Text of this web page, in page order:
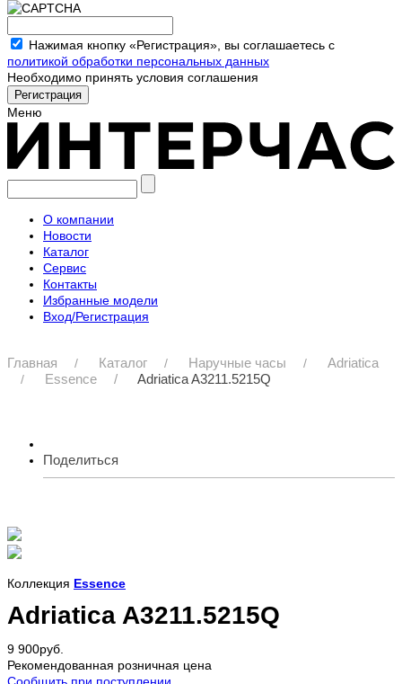
Нажимая кнопку «Регистрация», вы соглашаетесь с
политикой обработки персональных данных
Необходимо принять условия соглашения
Меню
О компании
Новости
Каталог
Сервис
Контакты
Избранные модели
Вход/Регистрация
Главная Каталог Наручные часы
Adriatica
Essence
Adriatica A3211.5215Q
Поделиться
Коллекция Essence
Adriatica A3211.5215Q
9 900руб.
Рекомендованная розничная цена